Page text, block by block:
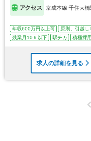
アクセス 京成本線 千住大橋
年収600万円以上可 原則、引越し
残業月10ｈ以下
駅チカ 積極採
求人の詳細を見る